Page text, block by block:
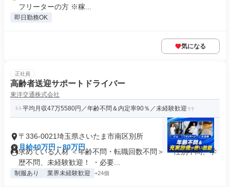
フリーターの方 ※稼...
即日勤務OK
気になる
正社員
高齢者送迎サポートドライバー
東洋交通株式会社
平均月収47万5580円／年齢不問＆内定率90％／未経験歓迎
〒336-0021埼玉県さいたま市南区別所
月給40万円～80万円
求めている人材 ＜年齢不問・転職回数不問＞ ・性別不問、学
歴不問、未経験歓迎！ ・必要...
制服あり 業界未経験歓迎 +24個